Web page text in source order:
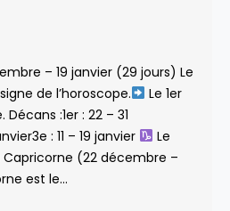
– 19 janvier (29 jours) Le
de l’horoscope.
Le 1er
:1er : 22 – 31
: 11 – 19 janvier
Le
(22 décembre –
est le…